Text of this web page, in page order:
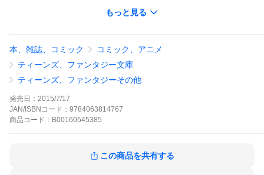
秘密を知られた伊園は、言われるがまま同棲生活をスタートさせ
る。不思議な彼女は伊園にあることを提案する。それはいじめの
リーダーカップルに反撃すること。はじめは気乗りしなかった伊
園も、次第に湊の意見に賛同するようになる。いじめのターゲッ
ラン・オーバーの作品をもっと見る
もっと見る
本、雑誌、コミック
コミック、アニメ
ティーンズ、ファンタジー文庫
ティーンズ、ファンタジーその他
発売日： 2015/7/17
JAN/ISBNコード： 9784063814767
商品 コード： B00160545385
この商品を共有する